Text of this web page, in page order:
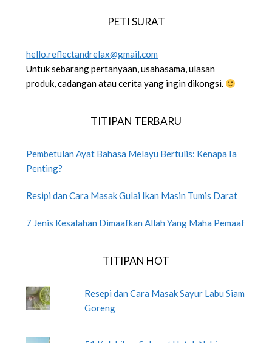
PETI SURAT
hello.reflectandrelax@gmail.com
Untuk sebarang pertanyaan, usahasama, ulasan
produk, cadangan atau cerita yang ingin dikongsi.
TITIPAN TERBARU
Pembetulan Ayat Bahasa Melayu Bertulis: Kenapa Ia
Penting?
Resipi dan Cara Masak Gulai Ikan Masin Tumis Darat
7 Jenis Kesalahan Dimaafkan Allah Yang Maha Pemaaf
TITIPAN HOT
Resepi dan Cara Masak Sayur Labu Siam
Goreng